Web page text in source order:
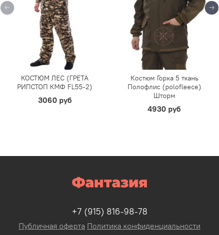
КОСТЮМ ЛЕС (ГРЕТА
РИПСТОП КМФ FL55-2)
3060 руб
Костюм Горка 5 ткань
Полофлис (polofleece)
Шторм
4930 руб
+7 (915) 816-98-78
Публичная оферта Политика конфиденциальности